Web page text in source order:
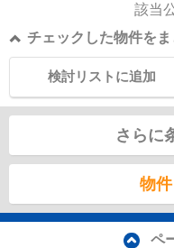
該当
チェックした物件を
検討リストに追加
さらに
物
ペ